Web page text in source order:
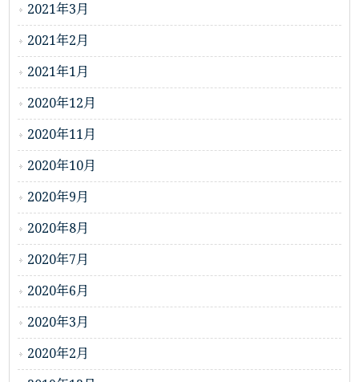
2021年3月
2021年2月
2021年1月
2020年12月
2020年11月
2020年10月
2020年9月
2020年8月
2020年7月
2020年6月
2020年3月
2020年2月